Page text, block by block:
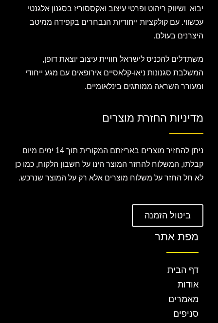
יבוא ושיווק ריהוט ופרטי עיצוב ואקססוריז בסגנון אלגנטי
עכשווי. עם קולקציות ייחודיות הנבחרים בקפידה ממיטב
היצרנים בעולם.
משתדלים להכניס לישראל חוויית עיצוב יוצאת דופן,
המשלבת סגנונות ניאו-קלאסיים אירופאים עם מגע ייחודי
ומעורר השראה ממותגים בינלאומיים.
מדיניות החזרת מוצרים
ניתן להחזיר מוצרים באריזתם המקורית תוך 14 ימים מיום
קבלתו, המשלוח להחזר המוצר הינו על חשבון הלקוח, כמו כן
לא חל החזר על משלוח מוצרים אלא רק על המוצר שנרכש.
ביטול הזמנה
מפת אתר
דף הבית
אודות
מאמרים
סניפים